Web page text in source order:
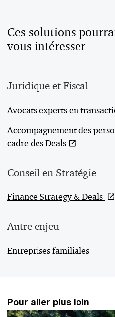
Ces solutions
vous intéresser
Juridique et Fiscal
Avocats experts en
Accompagnement des
cadre des Deals
Conseil en Stratégie
Finance Strategy & Deals
Autre enjeu
Entreprises familiales
Pour aller plus loin